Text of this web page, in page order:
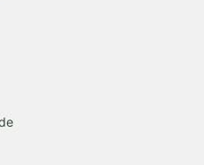
farmaciadofluvial/
janela)